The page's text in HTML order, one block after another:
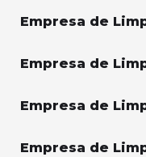
Empresa de
Empresa de
Empresa de
Empresa de